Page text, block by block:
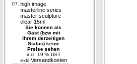
07. high image
masterline series
master sculpture
clear 15ml
Sie können als
Gast (bzw mit
Ihrem derzeitigen
Status) keine
Preise sehen
incl. 19 % UST
exkl. Versandkosten